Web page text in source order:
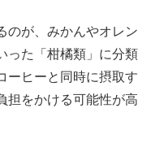
のが、みかんやオレン
った「柑橘類」に分類
ーヒーと同時に摂取す
担をかける可能性が高